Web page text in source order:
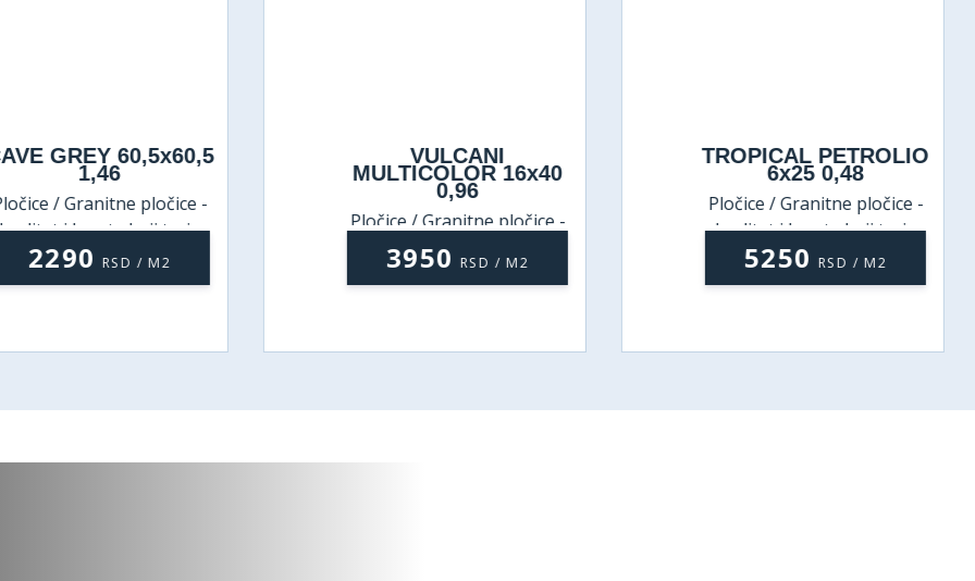
GREY 60,5x60,5
1,46
/ Granitne pločice -
i lepota koji traju
2290 RSD / M2
VULCANI
MULTICOLOR 16x40
0,96
Pločice / Granitne pločice -
kvalitet i lepota koji traju
3950 RSD / M2
TROPICAL PETROLIO
6x25 0,48
Pločice / Granitne pločice -
kvalitet i lepota koji traju
5250 RSD / M2